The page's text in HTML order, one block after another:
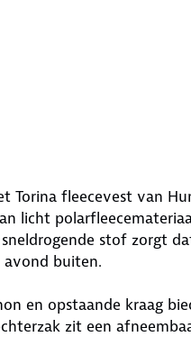
Torina fleecevest van
licht
stof zorgt
buiten.
en opstaande kraag
zit een